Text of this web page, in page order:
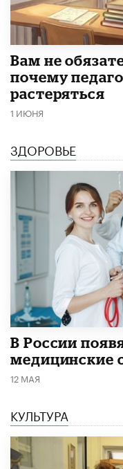
​Вам не
почему
растеряться
1 ИЮНЯ
ЗДОРОВЬЕ
В России
медицинские
12 МАЯ
КУЛЬТУРА